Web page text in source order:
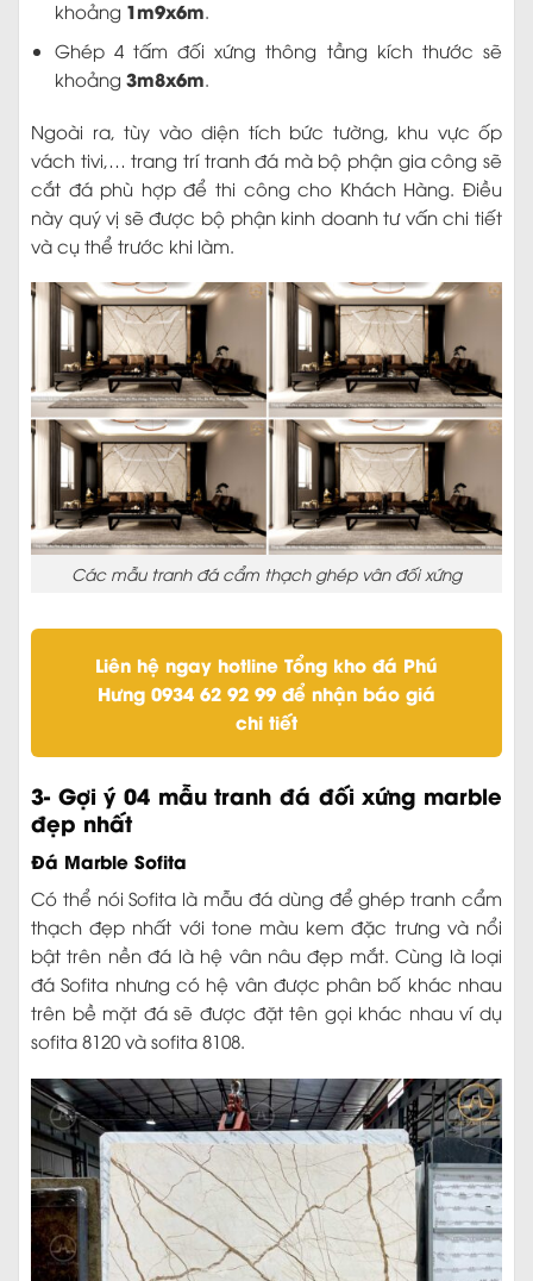
khoảng 1m9x6m.
Ghép 4 tấm đối xứng thông tầng kích thước sẽ
khoảng 3m8x6m.
Ngoài ra, tùy vào diện tích bức tường, khu vực ốp
vách tivi,… trang trí tranh đá mà bộ phận gia công sẽ
cắt đá phù hợp để thi công cho Khách Hàng. Điều
này quý vị sẽ được bộ phận kinh doanh tư vấn chi tiết
và cụ thể trước khi làm.
Các mẫu tranh đá cẩm thạch ghép vân đối xứng
Liên hệ ngay hotline Tổng kho đá Phú
Hưng 0934 62 92 99 để nhận báo giá
chi tiết
3- Gợi ý 04 mẫu tranh đá đối xứng marble
đẹp nhất
Đá Marble Sofita
Có thể nói Sofita là mẫu đá dùng để ghép tranh cẩm
thạch đẹp nhất với tone màu kem đặc trưng và nổi
bật trên nền đá là hệ vân nâu đẹp mắt. Cùng là loại
đá Sofita nhưng có hệ vân được phân bố khác nhau
trên bề mặt đá sẽ được đặt tên gọi khác nhau ví dụ
sofita 8120 và sofita 8108.